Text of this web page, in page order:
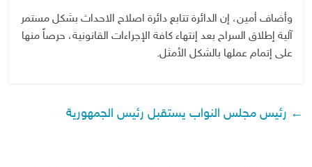
وأضاف أمين، إن الدائرة تتابع دائرة اصلاح الاحداث بشكل مستمر
آلية ‏إطلاق السراح بعد إنتهاء كافة الإجراءات القانونية، حرصاً ‏منها
على إتمام عملها بالشكل الأمثل‎ .‎
← رئيس مجلس النواب يستقبل رئيس الجمهورية